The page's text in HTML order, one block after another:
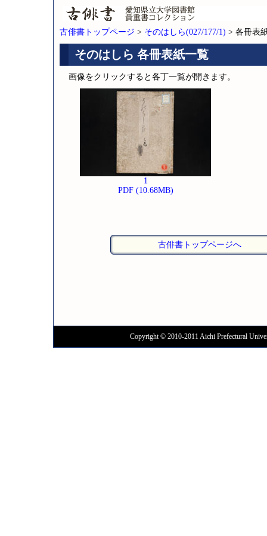
古俳書トップページ > そのはしら(027/177/1) > 各冊表
そのはしら 各冊表紙一覧
画像をクリックすると各丁一覧が開きます。
1
PDF (10.68MB)
古俳書トップページへ
Copyright © 2010-2011 Aichi Prefectural